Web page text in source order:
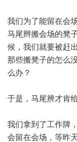
我们为了能留在会
马尾辫搬会场的凳
候，我们就要被赶
那些搬凳子的怎么
么办？
于是，马尾辨才肯
我们拿到了工作牌
会留在会场，等昨